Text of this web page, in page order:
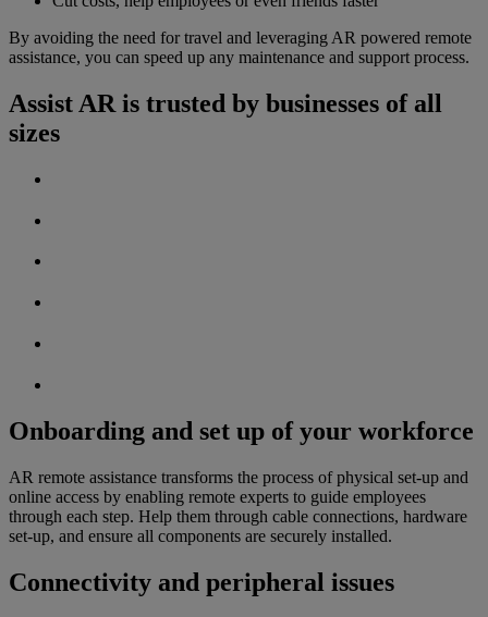
By avoiding the need for travel and leveraging AR powered remote
assistance, you can speed up any maintenance and support process.
Assist AR is trusted by businesses of all
sizes
Onboarding and set up of your workforce
AR remote assistance transforms the process of physical set-up and
online access by enabling remote experts to guide employees
through each step. Help them through cable connections, hardware
set-up, and ensure all components are securely installed.
Connectivity and peripheral issues